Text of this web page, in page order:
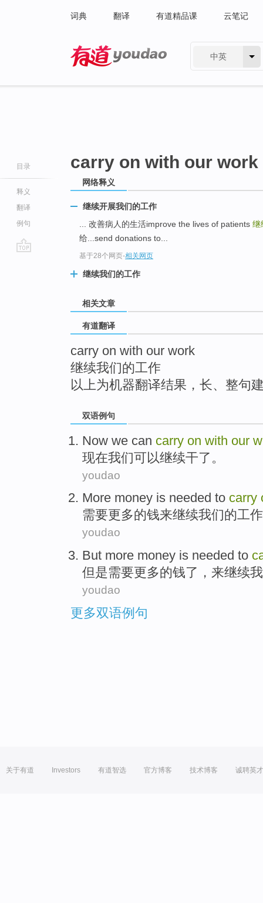
词典 翻译 有道精品课 云笔记
中英
目录
释义
翻译
例句
carry on with our work
网络释义
继续开展我们的工作
... 改善病人的生活improve the lives of patients 继
给...send donations to...
基于28个网页-相关网页
继续我们的工作
相关文章
有道翻译
carry on with our work
继续我们的工作
以上为机器翻译结果，长、整句
双语例句
Now we can carry on with our
现在我们可以继续干了。
youdao
More money is needed to carry
需要更多的钱来继续我们的工作
youdao
But more money is needed to
但是需要更多的钱了， 来继续
youdao
更多双语例句
关于有道 Investors 有道智选 官方博客 技术博客 诚聘英才